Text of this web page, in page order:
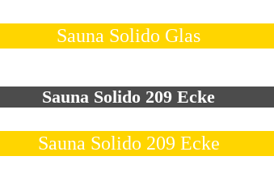
Sauna Solido Glas
Sauna Solido 209 Ecke
Sauna Solido 209 Ecke